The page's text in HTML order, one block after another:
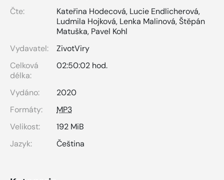
Čte:
Kateřina Hodecová, Lucie Endlicherová,
Ludmila Hojková, Lenka Malinová,Štěpán
Matuška, Pavel Kohl
Vydavatel:
ZivotViry
Celková
délka:
02:50:02 hod.
Vydáno:
2020
Formáty:
MP3
Velikost:
192 MiB
Jazyk:
Čeština